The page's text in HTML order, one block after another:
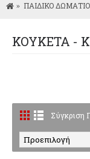
ΠΑΙΔΙΚΟ ΔΩΜΑΤΙΟ
ΚΟΥΚΕΤΑ -
Σύγκριση